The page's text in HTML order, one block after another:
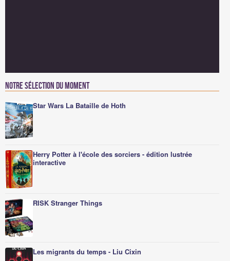
Notre sélection du moment
Star Wars La Bataille de Hoth
Herry Potter à l'école des sorciers - édition lustrée
interactive
RISK Stranger Things
Les migrants du temps - Liu Cixin